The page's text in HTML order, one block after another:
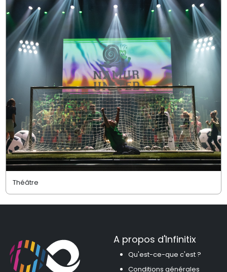
Théâtre
A propos d'Infinitix
Qu'est-ce-que c'est ?
Conditions générales